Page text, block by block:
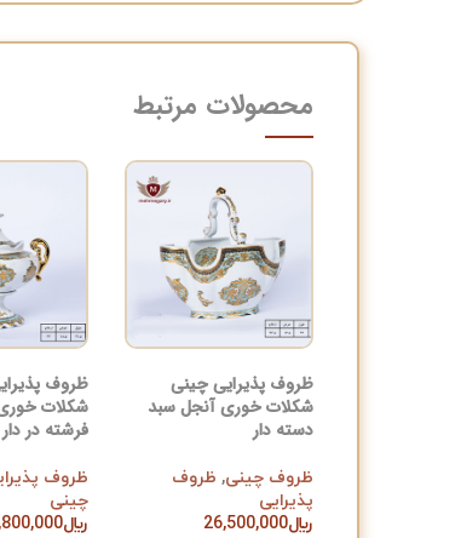
محصولات مرتبط
ظروف پذیرایی چینی
شکلات خوری آنجل سبد
دسته دار
ظروف چینی, ظروف
پذیرایی
﷼26,500,000
ظروف
شکلات
فرشته در دار
ظروف
چینی
﷼